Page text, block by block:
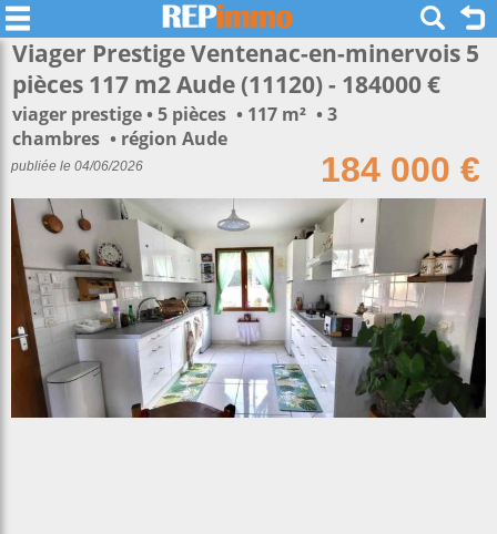
Viager Prestige Ventenac-en-minervois 5
pièces 117 m2 Aude (11120) - 184000 €
viager prestige 5 pièces 117 m²
3
chambres
région Aude
184 000 €
publiée le 04/06/2026